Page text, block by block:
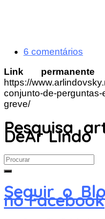
6 comentários
Link
https://
conjunto-de-
greve/
Pesquisa
DeAr Lindo
Search
for:
Seguir o
no Facebook